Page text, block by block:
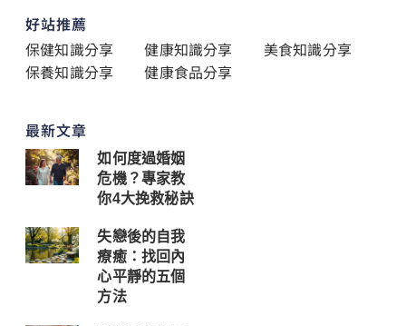
好站推薦
保健知識分享
健康知識分享
美食知識分享
保養知識分享
健康食品分享
最新文章
如何度過婚姻
危機？專家教
你4大挽救秘訣
失戀後的自我
療癒：找回內
心平靜的五個
方法